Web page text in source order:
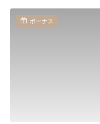
ボーナス